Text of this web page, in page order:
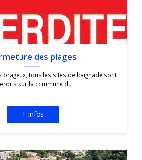
des plages
orageux, tous les sites de baignade sont
sur la commune d...
+ infos